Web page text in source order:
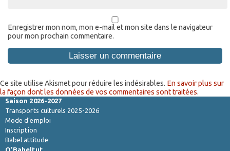
Enregistrer mon nom, mon e-mail et mon site dans le navigateur
pour mon prochain commentaire.
Ce site utilise Akismet pour réduire les indésirables. En savoir plus sur
la façon dont les données de vos commentaires sont traitées.
Saison 2026-2027
Transports culturels 2025-2026
Mode d’emploi
Inscription
Babel attitude
O’Babeltut